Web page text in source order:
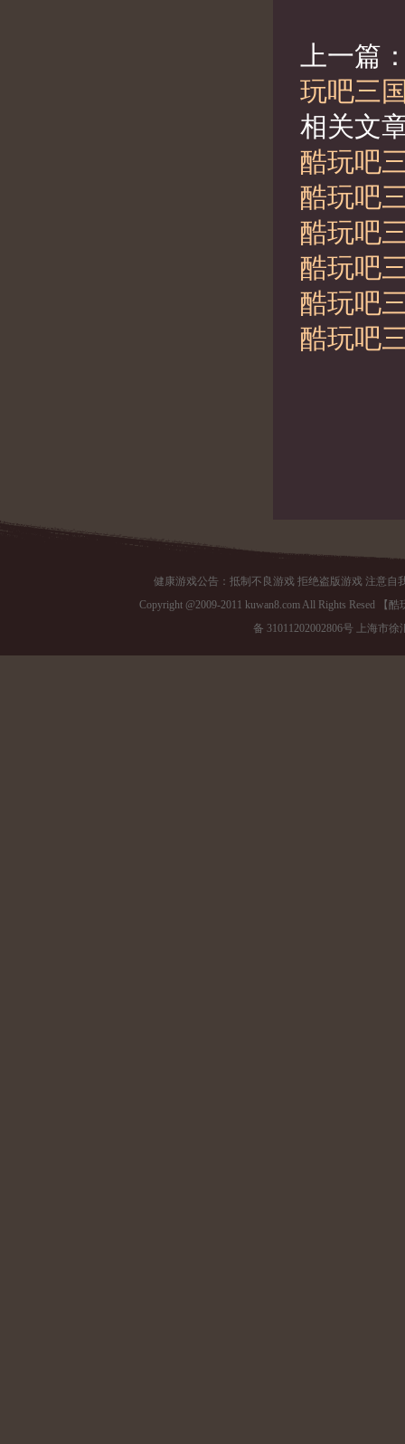
上一篇
玩吧三
相关文
酷玩吧
酷玩吧
酷玩吧
酷玩吧
酷玩吧
酷玩吧
健康游戏公告：抵制不良游戏 拒绝盗版游戏 注意
Copyright @2009-2011 kuwan8.com All Rights Resed
备 31011202002806号 上海市